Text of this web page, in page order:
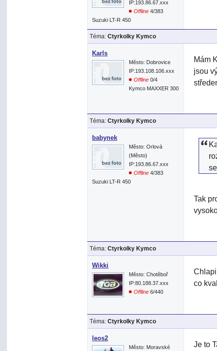
IP:193.86.67.xxx
Offline 4/383
Suzuki LT-R 450
Téma: Ctyrkolky Kymco
Karls
Město: Dobrovice
IP:193.108.106.xxx
Offline 0/4
Kymco MAXXER 300
Mám
jsou
Téma: Ctyrkolky Kymco
babynek
Město: Orlová
(Město)
IP:193.86.67.xxx
Offline 4/383
Suzuki LT-R 450
Tak
Téma: Ctyrkolky Kymco
Wikki
Město: Chotěboř
IP:80.188.37.xxx
Offline 6/440
co
Téma: Ctyrkolky Kymco
leos2
Město: Moravské
Je to